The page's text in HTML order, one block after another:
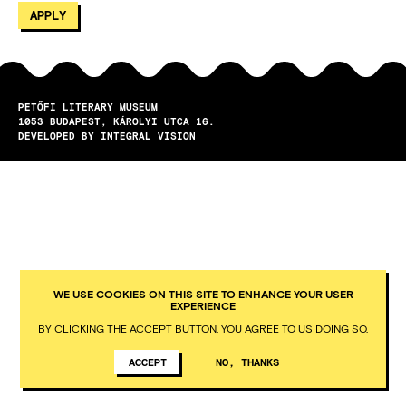
PETŐFI LITERARY MUSEUM
1053
BUDAPEST
KÁROLYI UTCA 16.
DEVELOPED BY INTEGRAL VISION
WE USE COOKIES ON THIS SITE TO ENHANCE YOUR USER
EXPERIENCE
BY CLICKING THE ACCEPT BUTTON, YOU AGREE TO US DOING SO.
ACCEPT NO, THANKS